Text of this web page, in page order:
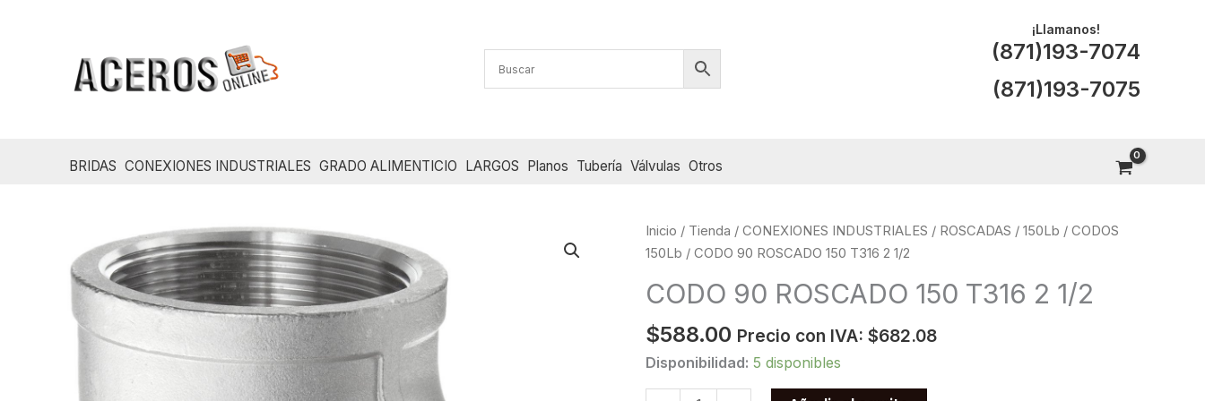
¡Llamanos!
(871)193-7074
(871)193-7075
BRIDAS CONEXIONES INDUSTRIALES GRADO ALIMENTICIO LARGOS Planos Tubería Válvulas Otros
Inicio / Tienda / CONEXIONES INDUSTRIALES / ROSCADAS / 150Lb / CODOS
150Lb / CODO 90 ROSCADO 150 T316 2 1/2
CODO 90 ROSCADO 150 T316 2 1/2
$588.00 Precio con IVA: $682.08
Disponibilidad: 5 disponibles